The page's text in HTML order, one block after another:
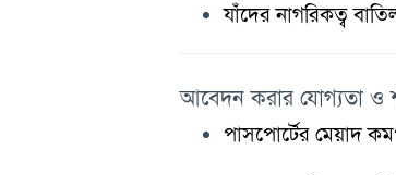
যাঁদের নাগরিকত্ব
আবেদন করার যোগ্যতা ও
পাসপোর্টের মেয়াদ